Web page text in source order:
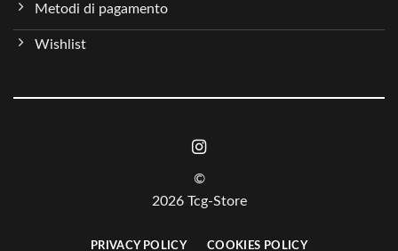
Metodi di pagamento
Wishlist
©
2026 Tcg-Store
PRIVACY POLICY COOKIES POLICY